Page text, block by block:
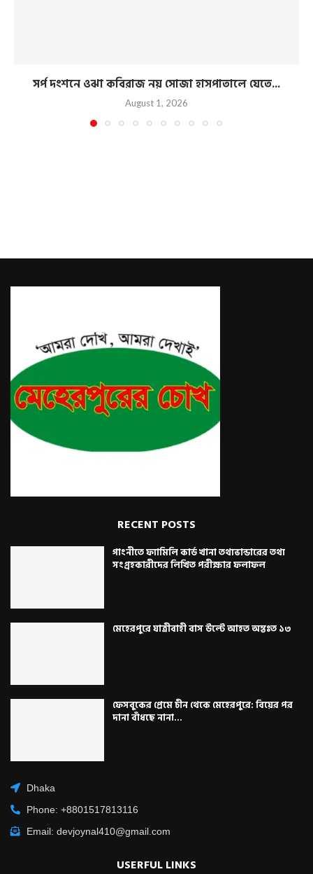
সর্প দংশনে ওঝা কবিরাজ নয় সোজা হাসপাতালে যেতে...
August 1, 2026
RECENT POSTS
গাংনীতে ফ্যামিলি কার্ড খানা তথ্যভান্ডারের তথ্য
সংগ্রহকারীদের লিখিত পরীক্ষার ফলাফল
মেহেরপুরে যাত্রীবাহী বাস উল্টে আহত অন্তঃত ১৩
ফেসবুকের প্রেমে চীন থেকে মেহেরপুরে: বিয়ের পর
দানা বাঁধছে নানা...
Dhaka
Phone: +8801517813116
Email: devjoynal410@gmail.com
USERFUL LINKS